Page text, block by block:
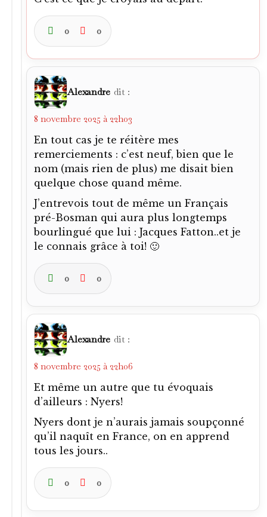
nom (mais rien de plus) me disait bien
quelque chose quand même.
J’entrevois tout de même un Français
pré-Bosman qui aura plus longtemps
bourlingué que lui : Jacques Fatton..et je
le connais grâce à toi! 🙂
0 0
Alexandre
8 novembre 2025 à 22h06
Et même un autre que tu évoquais
d’ailleurs : Nyers!
Nyers dont je n’aurais jamais soupçonné
qu’il naquît en France, on en apprend
tous les jours..
Khiadiatoulin
8 novembre 2025 à 22h19
Fatton est né en France mais c’est une
gloire suisse. J’ignore l’âge de son arrivée
là-bas. Nyers, né en Lorraine.